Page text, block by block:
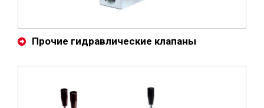
Прочие гидравлические клапаны